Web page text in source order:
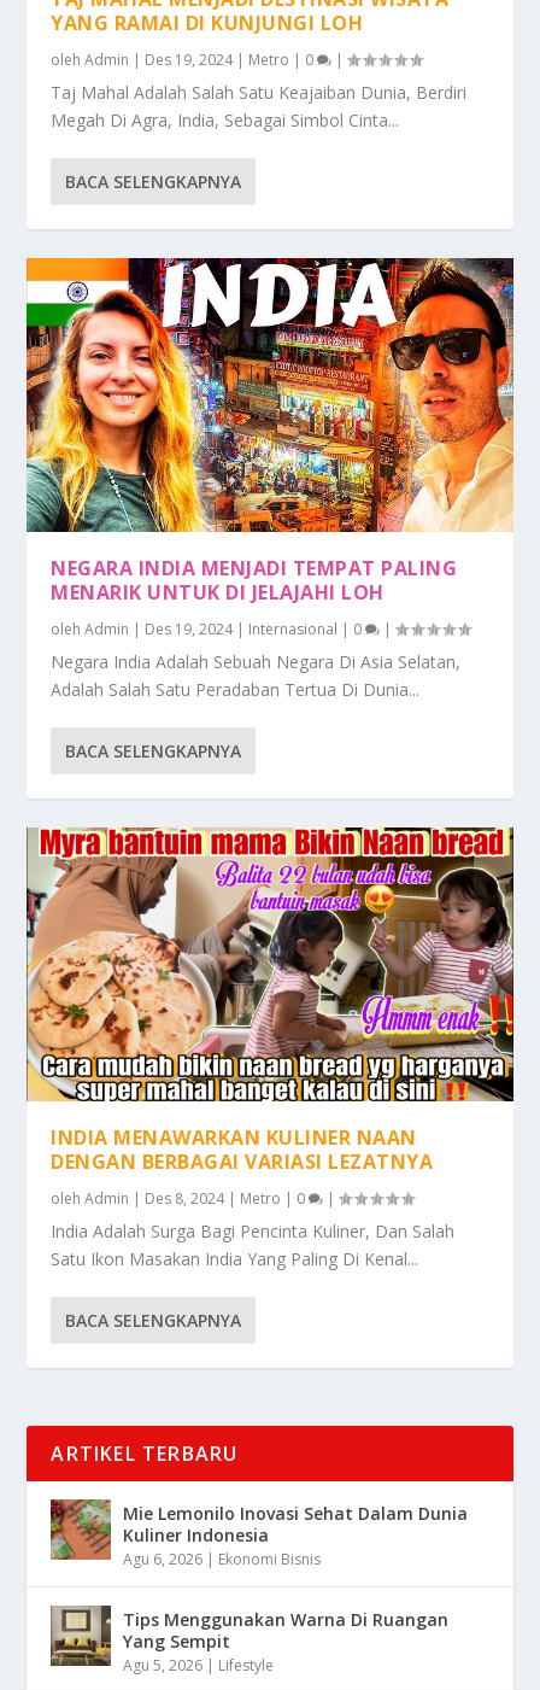
YANG RAMAI DI KUNJUNGI LOH
olehAdmin | Des 19, 2024| Metro | 0 |
Taj Mahal Adalah Salah Satu Keajaiban Dunia, Berdiri
Megah Di Agra, India, Sebagai Simbol Cinta...
BACA SELENGKAPNYA
NEGARA INDIA MENJADI TEMPAT PALING
MENARIK UNTUK DI JELAJAHI LOH
olehAdmin | Des 19, 2024| Internasional | 0 |
Negara India Adalah Sebuah Negara Di Asia Selatan,
Adalah Salah Satu Peradaban Tertua Di Dunia...
BACA SELENGKAPNYA
INDIA MENAWARKAN KULINER NAAN
DENGAN BERBAGAI VARIASI LEZATNYA
olehAdmin | Des 8, 2024| Metro | 0 |
India Adalah Surga Bagi Pencinta Kuliner, Dan Salah
Satu Ikon Masakan India Yang Paling Di Kenal...
BACA SELENGKAPNYA
ARTIKEL TERBARU
Mie Lemonilo Inovasi Sehat Dalam Dunia
Kuliner Indonesia
Agu 6, 2026 | Ekonomi Bisnis
Tips Menggunakan Warna Di Ruangan
Yang Sempit
Agu 5, 2026 | Lifestyle